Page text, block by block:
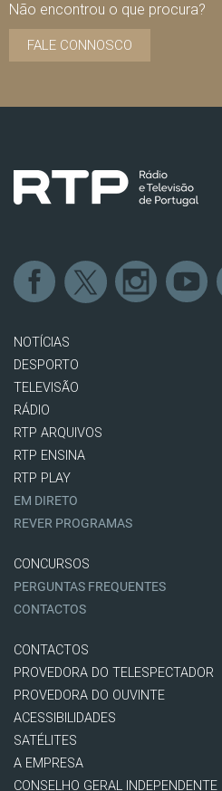
Não encontrou o que procura?
FALE CONNOSCO
NOTÍCIAS
DESPORTO
TELEVISÃO
RÁDIO
RTP ARQUIVOS
RTP ENSINA
RTP PLAY
EM DIRETO
REVER PROGRAMAS
CONCURSOS
PERGUNTAS FREQUENTES
CONTACTOS
CONTACTOS
PROVEDORA DO TELESPECTADOR
PROVEDORA DO OUVINTE
ACESSIBILIDADES
SATÉLITES
A EMPRESA
CONSELHO GERAL INDEPENDENTE